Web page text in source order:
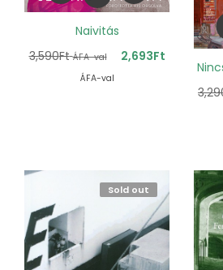
Naivitás
3,590Ft ÁFA-val 2,693Ft
ÁFA-val
Sold out